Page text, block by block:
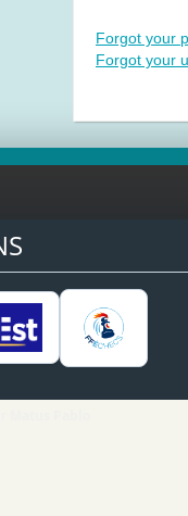
Forgot your
Forgot your